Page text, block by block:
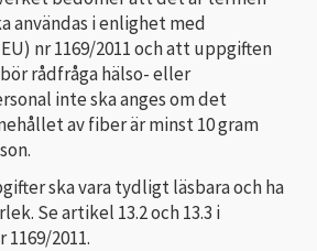
användas i enlighet med
nr 1169/2011 och att uppgiften
rådfråga hälso- eller
inte ska anges om det
av fiber är minst 10 gram
ska vara tydligt läsbara och ha
Se artikel 13.2 och 13.3 i
2011.